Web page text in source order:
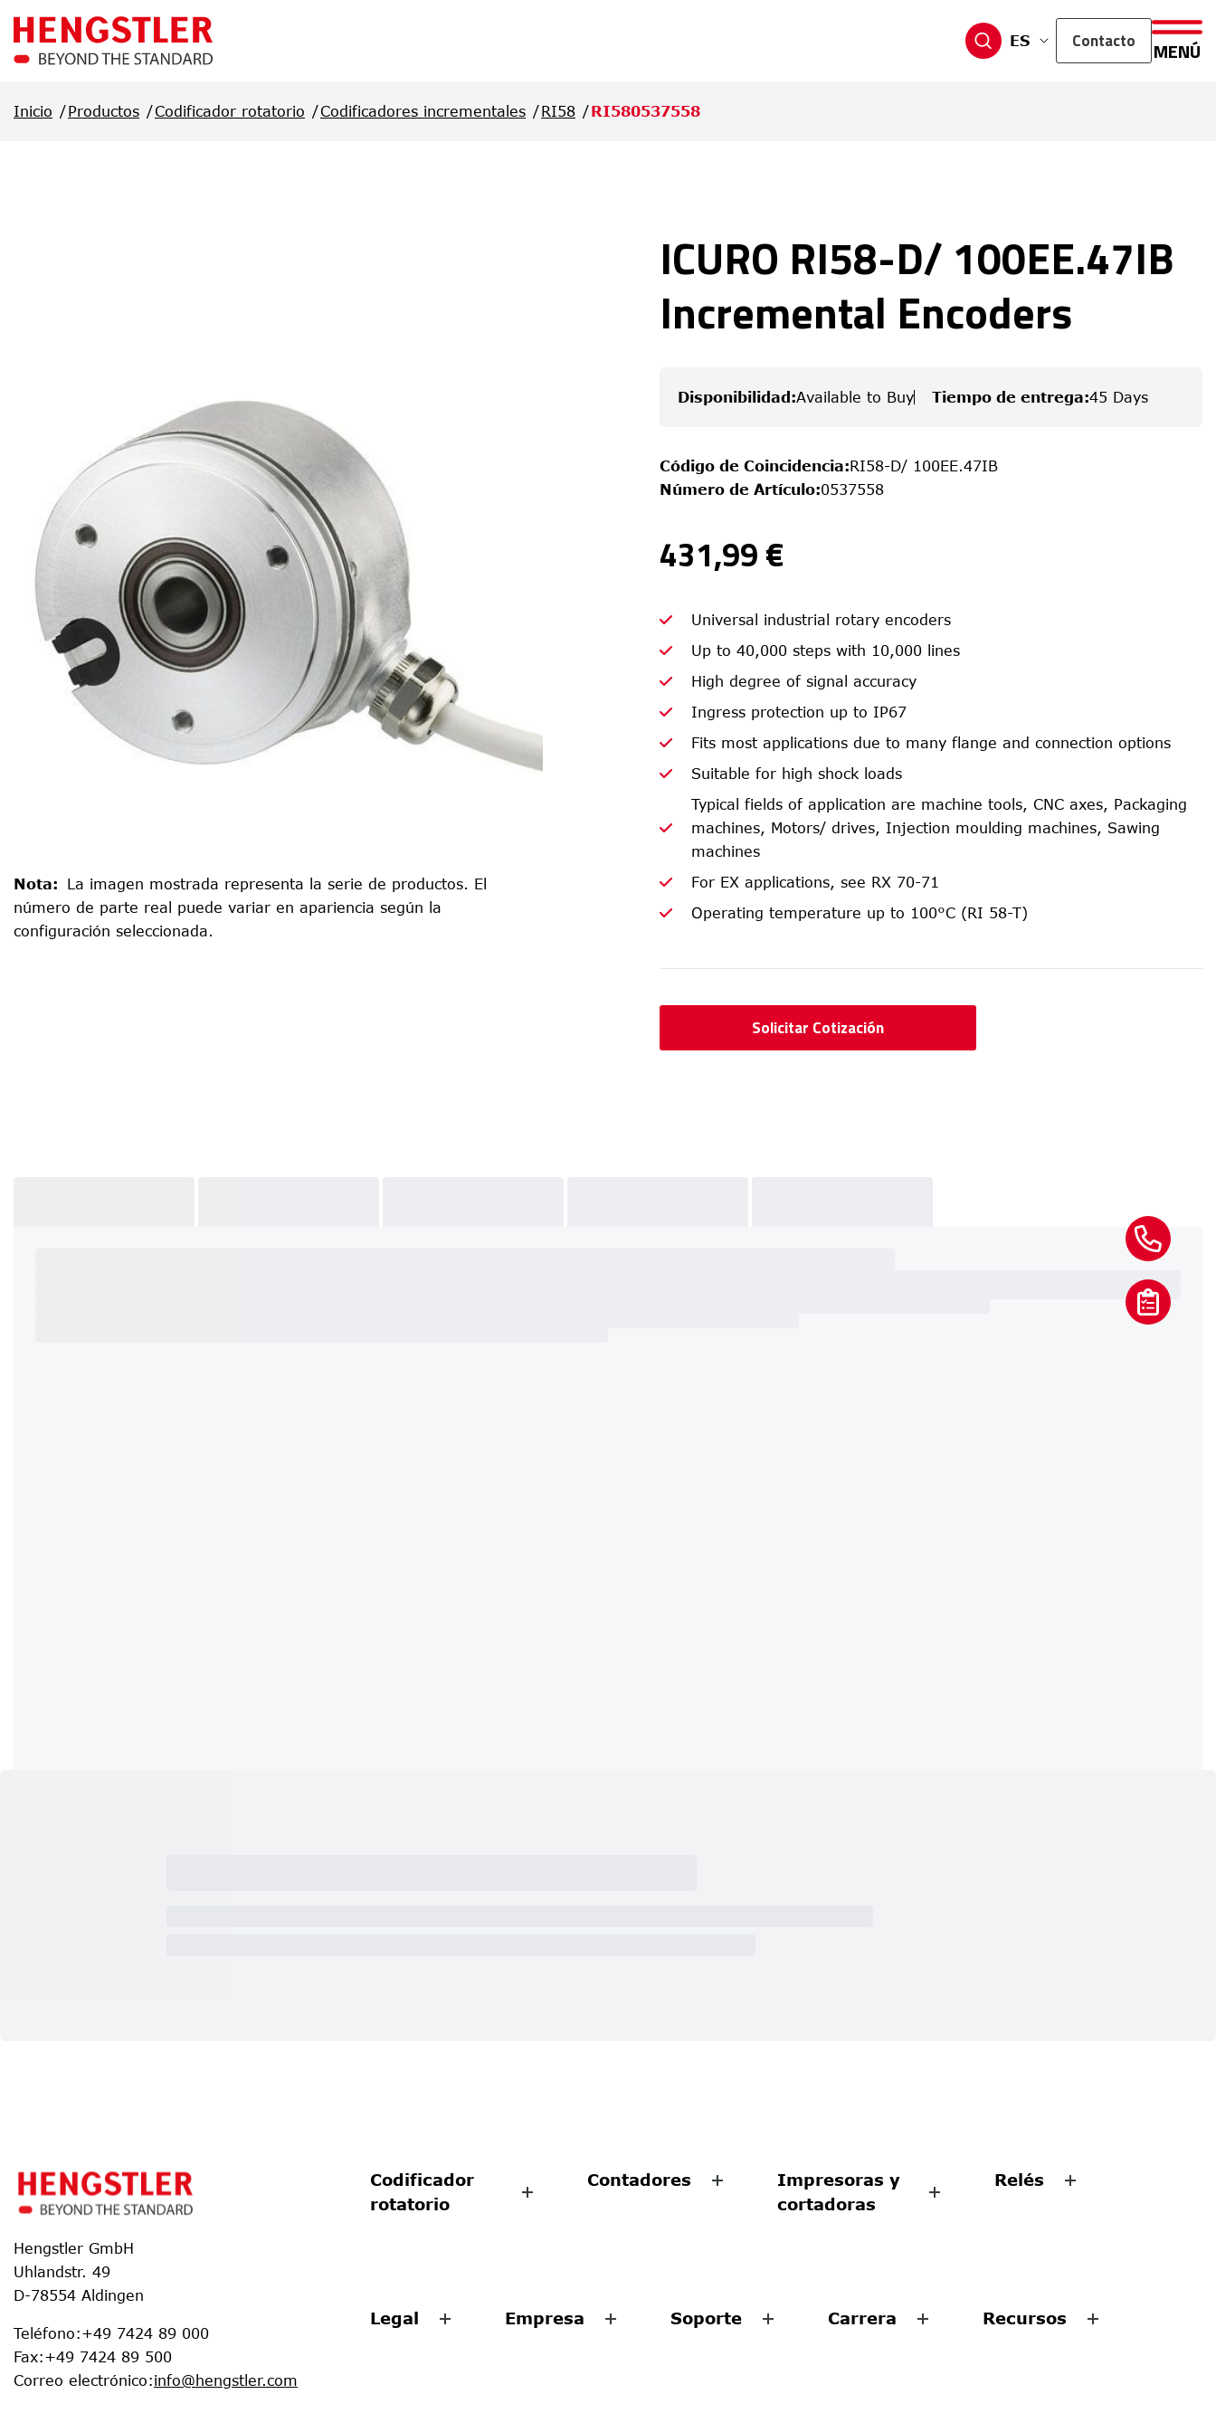
ES
Contacto MENÚ
Inicio Productos Codificador rotatorio Codificadores incrementales RI58 RI580537558
Nota: La imagen mostrada representa la serie de productos. El
número de parte real puede variar en apariencia según la
configuración seleccionada.
ICURO RI58-D/ 100EE.47IB
Incremental Encoders
Disponibilidad :Available to Buy Tiempo de entrega:45 Days
Código de Coincidencia:RI58-D/ 100EE.47IB
Número de Artículo:0537558
431,99 €
Universal industrial rotary encoders
Up to 40,000 steps with 10,000 lines
High degree of signal accuracy
Ingress protection up to IP67
Fits most applications due to many flange and connection options
Suitable for high shock loads
Typical fields of application are machine tools, CNC axes, Packaging
machines, Motors/ drives, Injection moulding machines, Sawing
machines
For EX applications, see RX 70-71
Operating temperature up to 100°C (RI 58-T)
Solicitar Cotización
Hengstler GmbH
Uhlandstr. 49
D-78554 Aldingen
Teléfono:+49 7424 89 000
Fax:+49 7424 89 500
Correo electrónico:info@hengstler.com
Codificador
rotatorio
Contadores
Impresoras y
cortadoras
Relés
Legal Empresa Soporte Carrera Recursos